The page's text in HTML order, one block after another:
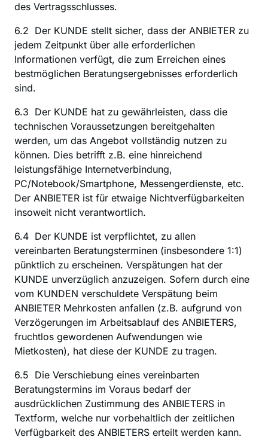
des Vertragsschlusses.
6.2  Der KUNDE stellt sicher, dass der ANBIETER zu
jedem Zeitpunkt über alle erforderlichen
Informationen verfügt, die zum Erreichen eines
bestmöglichen Beratungsergebnisses erforderlich
sind.
6.3  Der KUNDE hat zu gewährleisten, dass die
technischen Voraussetzungen bereitgehalten
werden, um das Angebot vollständig nutzen zu
können. Dies betrifft z.B. eine hinreichend
leistungsfähige Internetverbindung,
PC/Notebook/Smartphone, Messengerdienste, etc.
Der ANBIETER ist für etwaige Nichtverfügbarkeiten
insoweit nicht verantwortlich.
6.4  Der KUNDE ist verpflichtet, zu allen
vereinbarten Beratungsterminen (insbesondere 1:1)
pünktlich zu erscheinen. Verspätungen hat der
KUNDE unverzüglich anzuzeigen. Sofern durch eine
vom KUNDEN verschuldete Verspätung beim
ANBIETER Mehrkosten anfallen (z.B. aufgrund von
Verzögerungen im Arbeitsablauf des ANBIETERS,
fruchtlos gewordenen Aufwendungen wie
Mietkosten), hat diese der KUNDE zu tragen.
6.5  Die Verschiebung eines vereinbarten
Beratungstermins im Voraus bedarf der
ausdrücklichen Zustimmung des ANBIETERS in
Textform, welche nur vorbehaltlich der zeitlichen
Verfügbarkeit des ANBIETERS erteilt werden kann.